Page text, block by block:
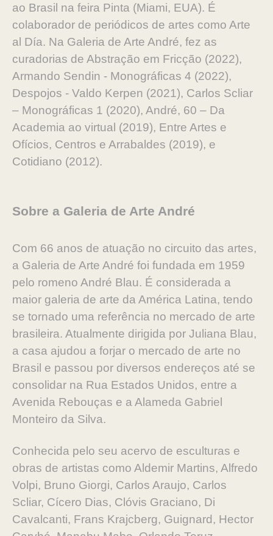
ao Brasil na feira Pinta (Miami, EUA). É
colaborador de periódicos de artes como Arte
al Día. Na Galeria de Arte André, fez as
curadorias de Abstração em Fricção (2022),
Armando Sendin - Monográficas 4 (2022),
Despojos - Valdo Kerpen (2021), Carlos Scliar
– Monográficas 1 (2020), André, 60 – Da
Academia ao virtual (2019), Entre Artes e
Ofícios, Centros e Arrabaldes (2019), e
Cotidiano (2012).
Sobre a Galeria de Arte André
Com 66 anos de atuação no circuito das artes,
a Galeria de Arte André foi fundada em 1959
pelo romeno André Blau. É considerada a
maior galeria de arte da América Latina, tendo
se tornado uma referência no mercado de arte
brasileira. Atualmente dirigida por Juliana Blau,
a casa ajudou a forjar o mercado de arte no
Brasil e passou por diversos endereços até se
consolidar na Rua Estados Unidos, entre a
Avenida Rebouças e a Alameda Gabriel
Monteiro da Silva.
Conhecida pelo seu acervo de esculturas e
obras de artistas como Aldemir Martins, Alfredo
Volpi, Bruno Giorgi, Carlos Araujo, Carlos
Scliar, Cícero Dias, Clóvis Graciano, Di
Cavalcanti, Frans Krajcberg, Guignard, Hector